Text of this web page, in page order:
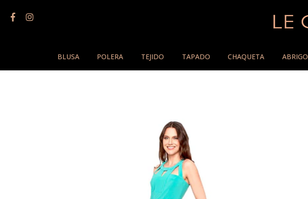
BLUSA POLERA TEJIDO TAPADO CHAQUETA ABRIGO